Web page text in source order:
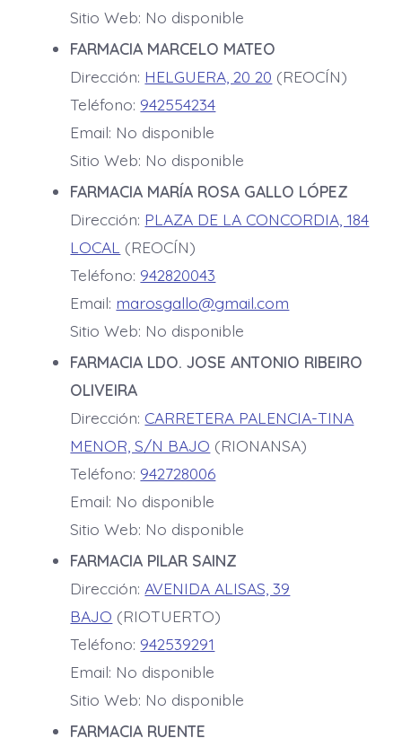
Sitio Web: No disponible
FARMACIA MARCELO MATEO
Dirección: HELGUERA, 20 20 (REOCÍN)
Teléfono: 942554234
Email: No disponible
Sitio Web: No disponible
FARMACIA MARÍA ROSA GALLO LÓPEZ
Dirección: PLAZA DE LA CONCORDIA, 184
LOCAL (REOCÍN)
Teléfono: 942820043
Email: marosgallo@gmail.com
Sitio Web: No disponible
FARMACIA LDO. JOSE ANTONIO RIBEIRO
OLIVEIRA
Dirección: CARRETERA PALENCIA-TINA
MENOR, S/N BAJO (RIONANSA)
Teléfono: 942728006
Email: No disponible
Sitio Web: No disponible
FARMACIA PILAR SAINZ
Dirección:AVENIDA ALISAS, 39
BAJO (RIOTUERTO)
Teléfono: 942539291
Email: No disponible
Sitio Web: No disponible
FARMACIA RUENTE